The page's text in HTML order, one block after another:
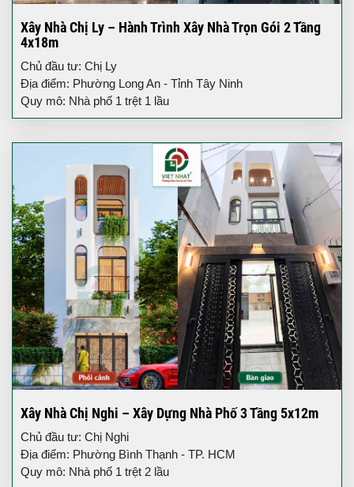
Xây Nhà Chị Ly – Hành Trình Xây Nhà Trọn Gói 2 Tầng
4x18m
Chủ đầu tư: Chị Ly
Địa điểm: Phường Long An - Tỉnh Tây Ninh
Quy mô: Nhà phố 1 trệt 1 lầu
Xây Nhà Chị Nghi – Xây Dựng Nhà Phố 3 Tầng 5x12m
Chủ đầu tư: Chị Nghi
Địa điểm: Phường Bình Thạnh - TP. HCM
Quy mô: Nhà phố 1 trệt 2 lầu